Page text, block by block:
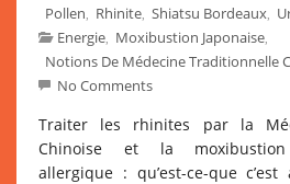
Pollen Rhinite Shiatsu Bordeaux
Energie Moxibustion Japonaise
Notions De Médecine Traditionnelle
No Comments
Traiter les rhinites par la
Chinoise et la
allergique : qu’est-ce-que